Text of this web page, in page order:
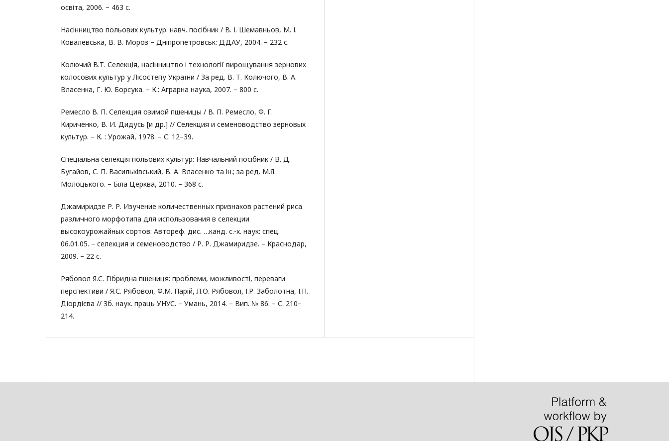
освіта, 2006. – 463 с.
Насінництво польових культур: навч. посібник / В. І. Шемавньов, М. І.
Ковалевська, В. В. Мороз – Дніпропетровськ: ДДАУ, 2004. – 232 с.
Колючий В.Т. Селекція, насінництво і технології вирощування зернових
колосових культур у Лісостепу України / За ред. В. Т. Колючого, В. А.
Власенка, Г. Ю. Борсука. – К.: Аграрна наука, 2007. – 800 с.
Ремесло В. П. Селекция озимой пшеницы / В. П. Ремесло, Ф. Г.
Кириченко, В. И. Дидусь [и др.] // Селекция и семеноводство зерновых
культур. – К. : Урожай, 1978. – С. 12–39.
Спеціальна селекція польових культур: Навчальний посібник / В. Д.
Бугайов, С. П. Васильківський, В. А. Власенко та ін.; за ред. М.Я.
Молоцького. – Біла Церква, 2010. – 368 с.
Джамиридзе Р. Р. Изучение количественных признаков растений риса
различного морфотипа для использования в селекции
высокоурожайных сортов: Автореф. дис. …канд. с.-х. наук: спец.
06.01.05. – селекция и семеноводство / Р. Р. Джамиридзе. – Краснодар,
2009. – 22 с.
Рябовол Я.С. Гібридна пшениця: проблеми, можливості, переваги
перспективи / Я.С. Рябовол, Ф.М. Парій, Л.О. Рябовол, І.Р. Заболотна, І.П.
Діордієва // Зб. наук. праць УНУС. – Умань, 2014. – Вип. № 86. – С. 210–
214.